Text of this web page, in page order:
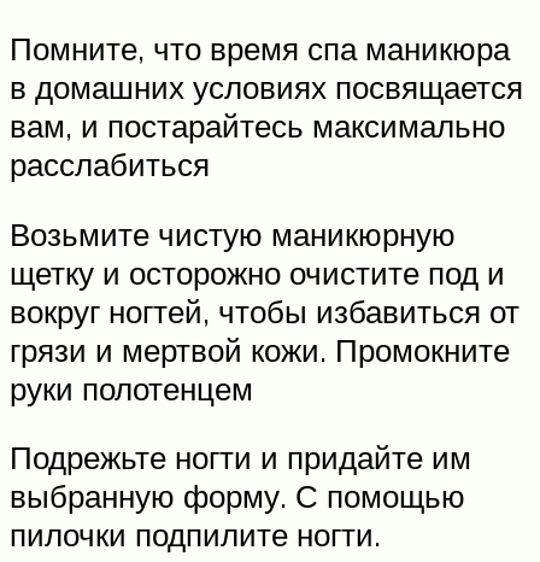
Помните, что время спа маникюра
в домашних условиях посвящается
вам, и постарайтесь максимально
расслабиться
Возьмите чистую маникюрную
щетку и осторожно очистите под и
вокруг ногтей, чтобы избавиться от
грязи и мертвой кожи. Промокните
руки полотенцем
Подрежьте ногти и придайте им
выбранную форму. С помощью
пилочки подпилите ногти.